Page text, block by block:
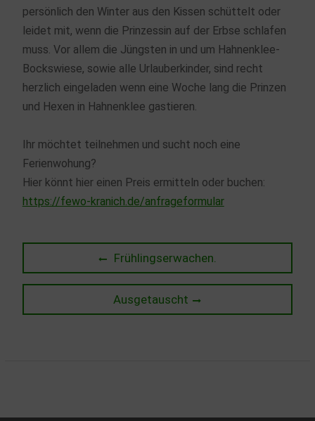
persönlich den Winter aus den Kissen schüttelt oder
leidet mit, wenn die Prinzessin auf der Erbse schlafen
muss. Vor allem die Jüngsten in und um Hahnenklee-
Bockswiese, sowie alle Urlauberkinder, sind recht
herzlich eingeladen wenn eine Woche lang die Prinzen
und Hexen in Hahnenklee gastieren.
Ihr möchtet teilnehmen und sucht noch eine
Ferienwohung?
Hier könnt hier einen Preis ermitteln oder buchen:
https://fewo-kranich.de/anfrageformular
Beitragsnavigation
Previous
post:
Frühlingserwachen.
Next
post:
Ausgetauscht